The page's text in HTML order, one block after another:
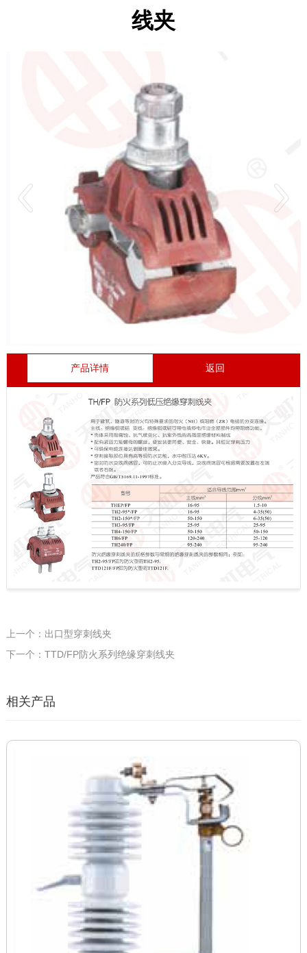
线夹
产品详情 返回
上一个：出口型穿刺线夹
下一个：TTD/FP防火系列绝缘穿刺线夹
相关产品